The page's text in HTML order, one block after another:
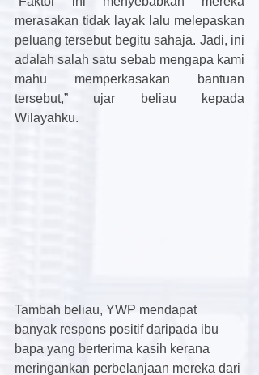
merasakan tidak layak lalu melepaskan
peluang tersebut begitu sahaja. Jadi, ini
adalah salah satu sebab mengapa kami
mahu memperkasakan bantuan
tersebut,” ujar beliau kepada
Wilayahku.
Tambah beliau, YWP mendapat
banyak respons positif daripada ibu
bapa yang berterima kasih kerana
meringankan perbelanjaan mereka dari